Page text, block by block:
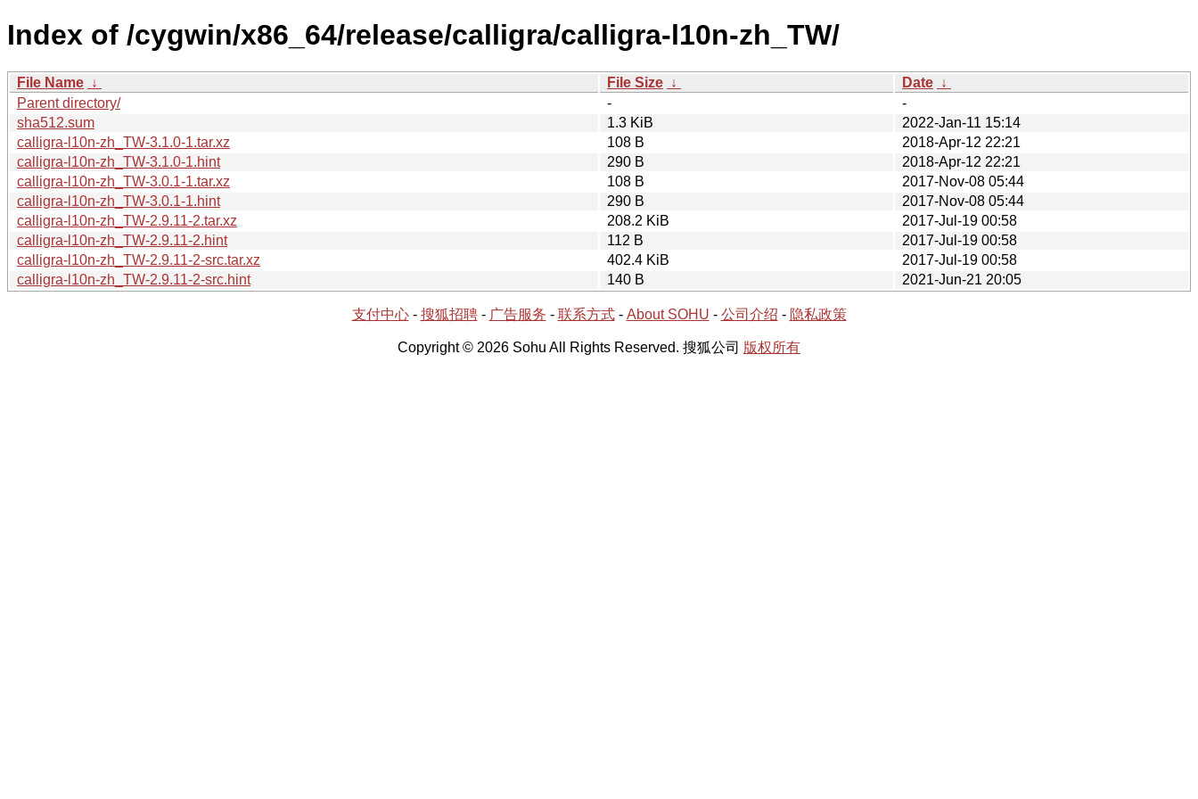
Index of /cygwin/x86_64/release/calligra/calligra-l10n-zh_TW/
File Name ↓ File Size ↓ Date ↓
Parent directory/
-
-
sha512.sum
1.3 KiB
2022-Jan-11 15:14
calligra-l10n-zh_TW-3.1.0-1.tar.xz
108 B
2018-Apr-12 22:21
calligra-l10n-zh_TW-3.1.0-1.hint
290 B
2018-Apr-12 22:21
calligra-l10n-zh_TW-3.0.1-1.tar.xz
108 B
2017-Nov-08 05:44
calligra-l10n-zh_TW-3.0.1-1.hint
290 B
2017-Nov-08 05:44
calligra-l10n-zh_TW-2.9.11-2.tar.xz
208.2 KiB
2017-Jul-19 00:58
calligra-l10n-zh_TW-2.9.11-2.hint
112 B
2017-Jul-19 00:58
calligra-l10n-zh_TW-2.9.11-2-src.tar.xz
402.4 KiB
2017-Jul-19 00:58
calligra-l10n-zh_TW-2.9.11-2-src.hint
140 B 2021-Jun-21 20:05
支付中心- 搜狐招聘- 广告服务 - 联系方式- About SOHU - 公司介绍 - 隐私政策
Copyright © 2026 Sohu All Rights Reserved. 搜狐公司 版权所有